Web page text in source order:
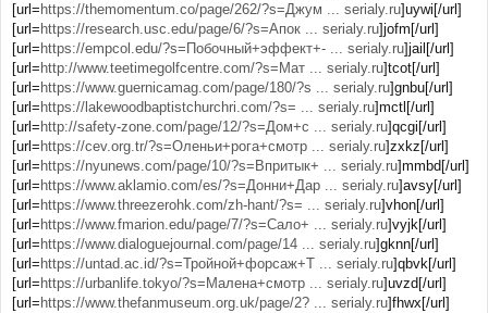
[url= https://themomentum.co/page/262/?s=Джум ... serialy.ru]uywi[/url]
[url= https://research.usc.edu/page/6/?s=Апок ... serialy.ru]jofm[/url]
[url= https://empcol.edu/?s=Побочный+эффект+- ... serialy.ru]jail[/url]
[url= http://www.teetimegolfcentre.com/?s=Мат ... serialy.ru]tcot[/url]
[url= https://www.guernicamag.com/page/180/?s ... serialy.ru]gnbu[/url]
[url= https://lakewoodbaptistchurchri.com/?s= ... serialy.ru]mctl[/url]
[url= http://safety-zone.com/page/12/?s=Дом+с ... serialy.ru]qcgi[/url]
[url= https://cev.org.tr/?s=Оленьи+рога+смотр ... serialy.ru]zxkz[/url]
[url= https://nyunews.com/page/10/?s=Впритык+ ... serialy.ru]mmbd[/url]
[url= https://www.aklamio.com/es/?s=Донни+Дар ... serialy.ru]avsy[/url]
[url= https://www.threezerohk.com/zh-hant/?s= ... serialy.ru]vhon[/url]
[url= https://www.fmarion.edu/page/7/?s=Сало+ ... serialy.ru]vyjk[/url]
[url= https://www.dialoguejournal.com/page/14 ... serialy.ru]gknn[/url]
[url= https://untad.ac.id/?s=Тройной+форсаж+Т ... serialy.ru]qbvk[/url]
[url= https://urbanlife.tokyo/?s=Малена+смотр ... serialy.ru]uvzd[/url]
[url= https://www.thefanmuseum.org.uk/page/2? ... serialy.ru]fhwx[/url]